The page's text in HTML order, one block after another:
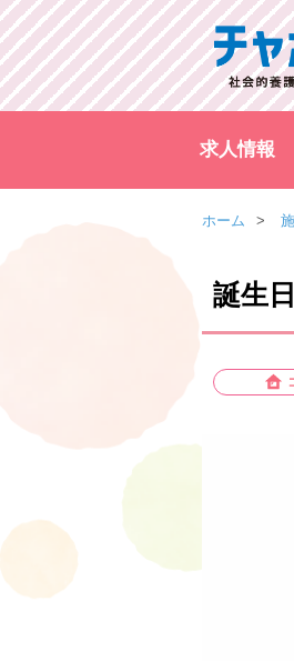
求人情報
ホーム
誕生日